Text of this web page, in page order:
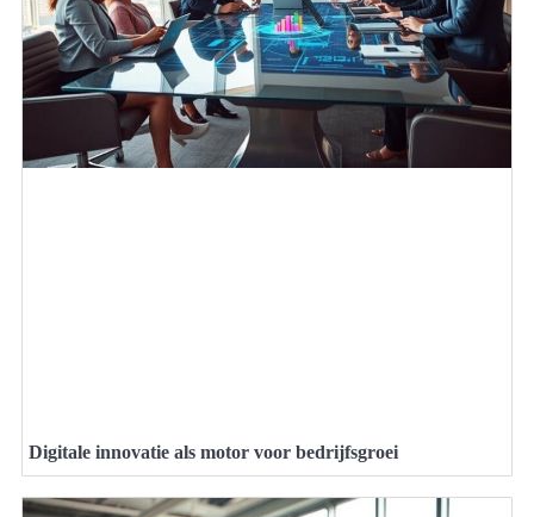
Digitale innovatie als motor voor bedrijfsgroei